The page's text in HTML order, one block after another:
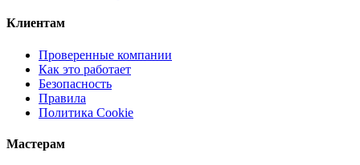
Клиентам
Проверенные компании
Как это работает
Безопасность
Правила
Политика Cookie
Мастерам